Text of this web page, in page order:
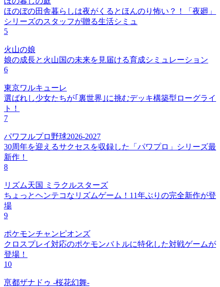
ほのぼの田舎暮らしは夜がくるとほんのり怖い？！「夜廻」
シリーズのスタッフが贈る生活シミュ
5
火山の娘
娘の成長と火山国の未来を見届ける育成シミュレーション
6
東京ワルキューレ
選ばれし少女たちが｢裏世界｣に挑むデッキ構築型ローグライ
ト！
7
パワフルプロ野球2026-2027
30周年を迎えるサクセスを収録した「パワプロ」シリーズ最
新作！
8
リズム天国 ミラクルスターズ
ちょっとヘンテコなリズムゲーム！11年ぶりの完全新作が登
場
9
ポケモンチャンピオンズ
クロスプレイ対応のポケモンバトルに特化した対戦ゲームが
登場！
10
亰都ザナドゥ -桜花幻舞-